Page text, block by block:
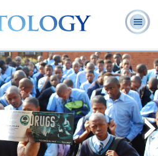
Ehrenamtliche
Geistliche
Häufig gestellte
Fragen
Bücher